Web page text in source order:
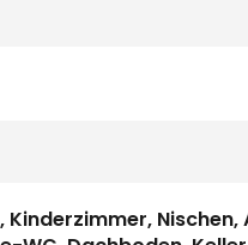
Kinderzimmer,